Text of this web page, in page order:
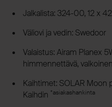
Jalkalista: 324-00, 12 x
Väliovi ja vedin: Swedoor
Valaistus: Airam Planex
himmennettävä,
Kaihtimet: SOLAR Moon
Kaihdin *asiakashankinta